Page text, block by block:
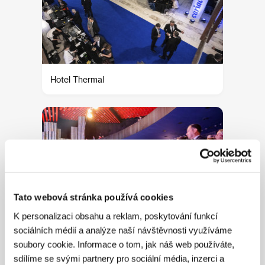
Tato webová stránka používá cookies
K personalizaci obsahu a reklam, poskytování funkcí
sociálních médií a analýze naší návštěvnosti využíváme
soubory cookie. Informace o tom, jak náš web používáte,
sdílíme se svými partnery pro sociální média, inzerci a
Hotel Thermal
Koncert v hotelu Thermal